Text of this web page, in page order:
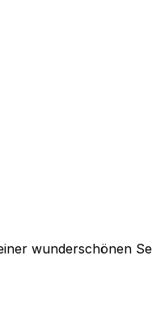
wunderschönen